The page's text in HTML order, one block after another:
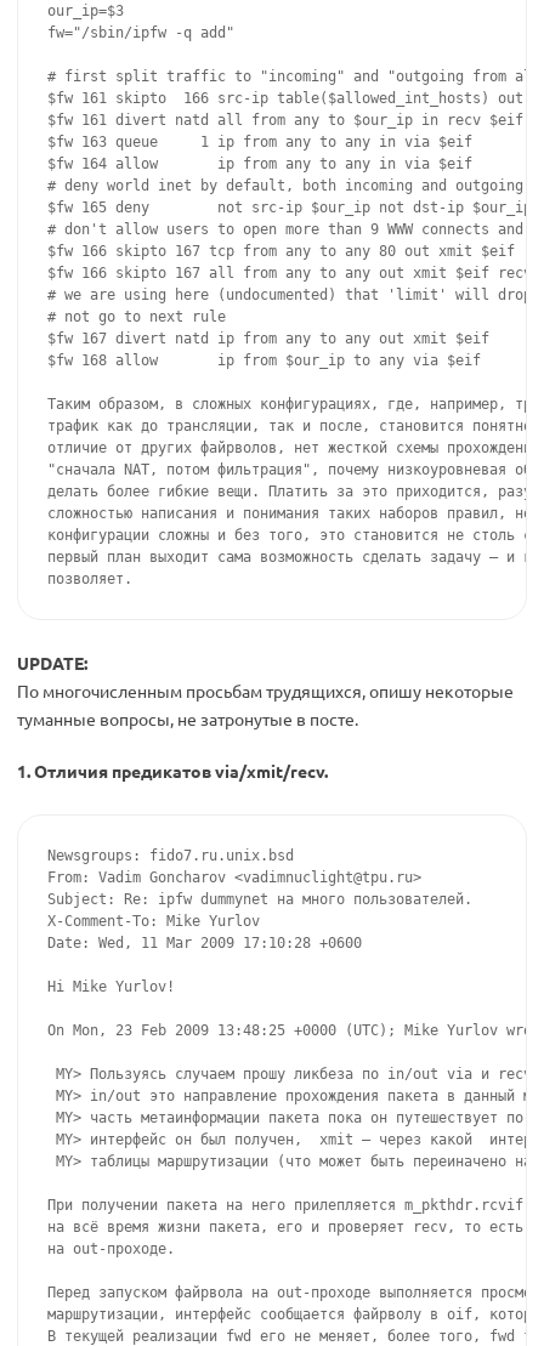
UPDATE:
По многочисленным просьбам трудящихся, опишу некоторые
туманные вопросы, не затронутые в посте.
1. Отличия предикатов via/xmit/recv.
Newsgroups: fido7.ru.unix.bsd
From: Vadim Goncharov <vadimnuclight@tpu.ru>
Subject: Re: ipfw dummynet на много пользователей.
X-Comment-To: Mike Yurlov
Date: Wed, 11 Mar 2009 17:10:28 +0600
Hi Mike Yurlov!
On Mon, 23 Feb 2009 13:48:25 +0000 (UTC); Mike Yurlov
MY> Пользуясь случаем прошу ликбеза по in/out via и
MY> in/out это направление прохождения пакета в данный
MY> часть метаинформации пакета пока он путешествует
MY> интерфейс он был получен,  xmit — через какой
MY> таблицы маршрутизации (что может быть переиначено
При получении пакета на него прилепляется m_pkthdr.rcvif,
на всё время жизни пакета, его и проверяет recv, то есть
на out-проходе.
Перед запуском файрвола на out-проходе выполняется
маршрутизации, интерфейс сообщается файрволу в oif,
В текущей реализации fwd его не меняет, более того, fwd